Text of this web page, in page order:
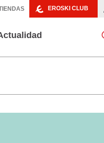
EROSKI CLUB